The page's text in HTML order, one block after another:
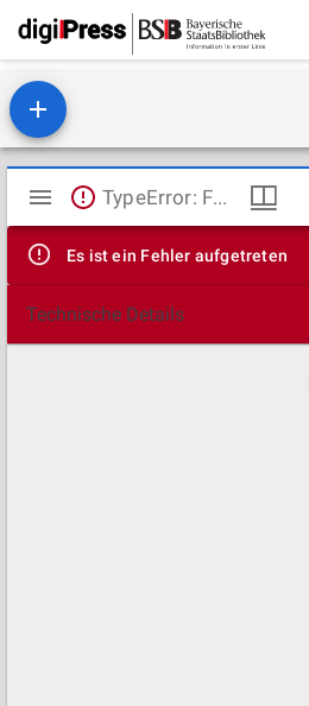
Mirador
Viewer
TypeError: Failed to fetch
Es ist ein Fehler aufgetreten
Technische Details